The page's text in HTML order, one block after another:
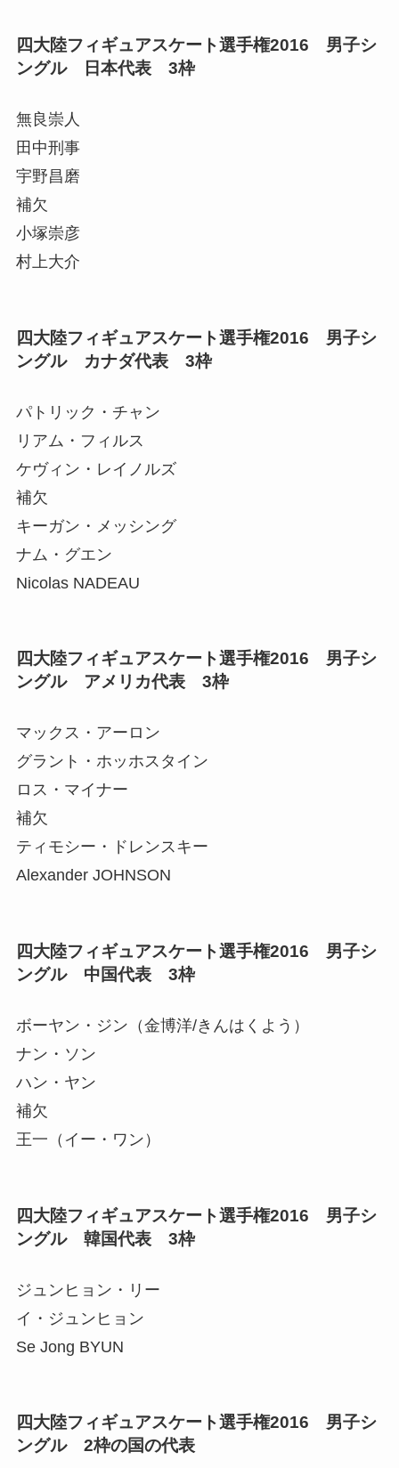
四大陸フィギュアスケート選手権2016 男子シ
ングル 日本代表 3枠
無良崇人
田中刑事
宇野昌磨
補欠
小塚崇彦
村上大介
四大陸フィギュアスケート選手権2016 男子シ
ングル カナダ代表 3枠
パトリック・チャン
リアム・フィルス
ケヴィン・レイノルズ
補欠
キーガン・メッシング
ナム・グエン
Nicolas NADEAU
四大陸フィギュアスケート選手権2016 男子シ
ングル アメリカ代表 3枠
マックス・アーロン
グラント・ホッホスタイン
ロス・マイナー
補欠
ティモシー・ドレンスキー
Alexander JOHNSON
四大陸フィギュアスケート選手権2016 男子シ
ングル 中国代表 3枠
ボーヤン・ジン（金博洋/きんはくよう）
ナン・ソン
ハン・ヤン
補欠
王一（イー・ワン）
四大陸フィギュアスケート選手権2016 男子シ
ングル 韓国代表 3枠
ジュンヒョン・リー
イ・ジュンヒョン
Se Jong BYUN
四大陸フィギュアスケート選手権2016 男子シ
ングル 2枠の国の代表